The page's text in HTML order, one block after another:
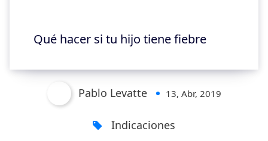
Qué hacer si tu hijo tiene fiebre
Pablo Levatte 13, Abr, 2019
Indicaciones